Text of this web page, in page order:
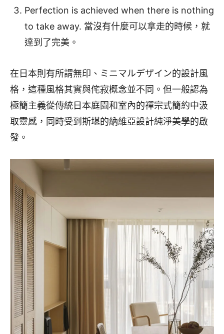
Perfection is achieved when there is nothing
to take away. 當沒有什麼可以拿走的時候，就
達到了完美。
在日本則有所謂無印、ミニマルデザイン的設計風
格，這種風格其實與侘寂概念並不同。但一般認為
極簡主義從傳統日本庭園和室內的禪宗式簡約中汲
取靈感，同時受到斯堪的納維亞設計純淨美學的啟
發。